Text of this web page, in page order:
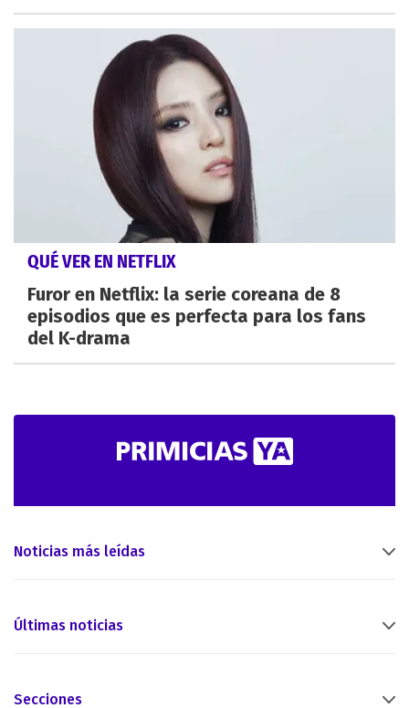
QUÉ VER EN NETFLIX
Furor en Netflix: la serie coreana de 8
episodios que es perfecta para los fans
del K-drama
Noticias más leídas
Últimas noticias
Secciones